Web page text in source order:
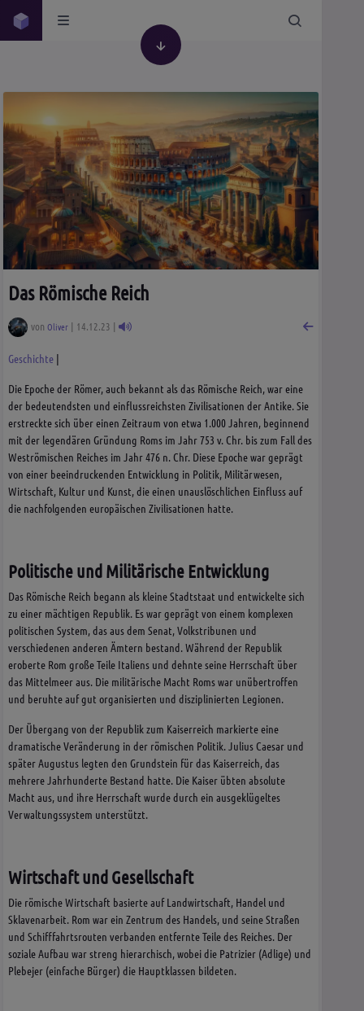
Das Römische Reich
vonOliver | 14.12.23 |
Geschichte |
Die Epoche der Römer, auch bekannt als das Römische Reich, war eine
der bedeutendsten und einflussreichsten Zivilisationen der Antike. Sie
erstreckte sich über einen Zeitraum von etwa 1.000 Jahren, beginnend
mit der legendären Gründung Roms im Jahr 753 v. Chr. bis zum Fall des
Weströmischen Reiches im Jahr 476 n. Chr. Diese Epoche war geprägt
von einer beeindruckenden Entwicklung in Politik, Militärwesen,
Wirtschaft, Kultur und Kunst, die einen unauslöschlichen Einfluss auf
die nachfolgenden europäischen Zivilisationen hatte.
Politische und Militärische Entwicklung
Das Römische Reich begann als kleine Stadtstaat und entwickelte sich
zu einer mächtigen Republik. Es war geprägt von einem komplexen
politischen System, das aus dem Senat, Volkstribunen und
verschiedenen anderen Ämtern bestand. Während der Republik
eroberte Rom große Teile Italiens und dehnte seine Herrschaft über
das Mittelmeer aus. Die militärische Macht Roms war unübertroffen
und beruhte auf gut organisierten und disziplinierten Legionen.
Der Übergang von der Republik zum Kaiserreich markierte eine
dramatische Veränderung in der römischen Politik. Julius Caesar und
später Augustus legten den Grundstein für das Kaiserreich, das
mehrere Jahrhunderte Bestand hatte. Die Kaiser übten absolute
Macht aus, und ihre Herrschaft wurde durch ein ausgeklügeltes
Verwaltungssystem unterstützt.
Wirtschaft und Gesellschaft
Die römische Wirtschaft basierte auf Landwirtschaft, Handel und
Sklavenarbeit. Rom war ein Zentrum des Handels, und seine Straßen
und Schifffahrtsrouten verbanden entfernte Teile des Reiches. Der
soziale Aufbau war streng hierarchisch, wobei die Patrizier (Adlige) und
Plebejer (einfache Bürger) die Hauptklassen bildeten.